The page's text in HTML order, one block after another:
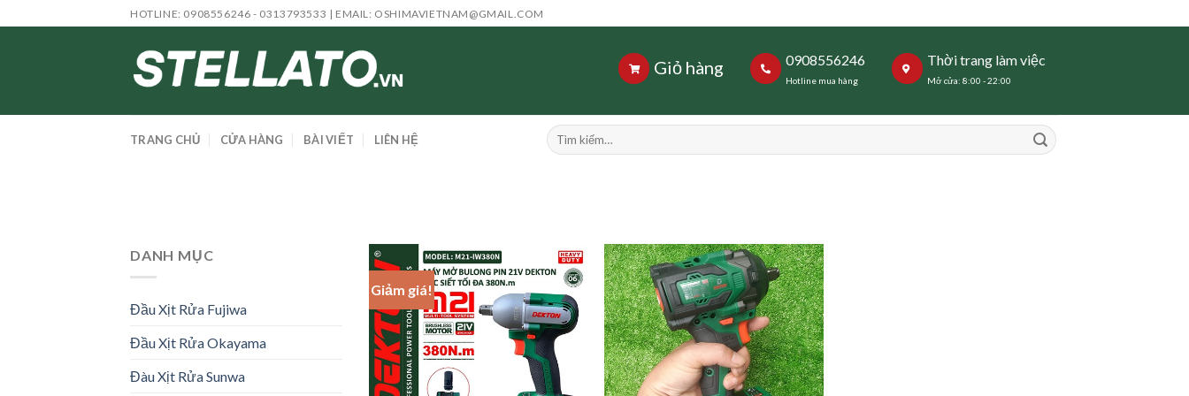
to
HOTLINE: 0908556246 - 0313793533 | EMAIL: OSHIMAVIETNAM@GMAIL.COM
Giỏ hàng 0908556246
Hotline mua hàng
Thời trang làm việc
Mở cửa: 8:00 - 22:00
TRANG CHỦ CỬA HÀNG BÀI VIẾT LIÊN HỆ
Tìm
kiếm:
DANH MỤC
Đầu Xịt Rửa Fujiwa
Đầu Xịt Rửa Okayama
Đàu Xịt Rửa Sunwa
Giảm giá!